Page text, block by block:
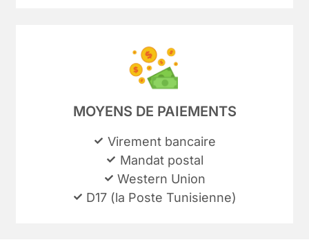
MOYENS DE PAIEMENTS
Virement bancaire
Mandat postal
Western Union
D17 (la Poste Tunisienne)